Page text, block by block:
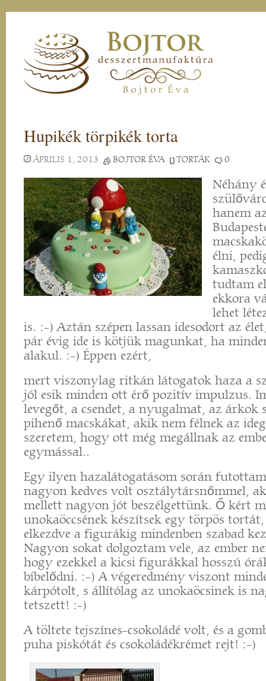
Hupikék törpikék torta
ÁPRILIS 1, 2013 BOJTOR ÉVA TORTÁK 0
Néhány
hanem
élni,
tudtam
ekkora
lehet
is. :-) Aztán szépen lassan idesodort az
pár évig ide is kötjük magunkat, ha
alakul. :-) Éppen ezért,
mert viszonylag ritkán látogatok haza a
jól esik minden ott érő pozitív impulzus.
levegőt, a csendet, a nyugalmat, az árkok
pihenő macskákat, akik nem félnek az
szeretem, hogy ott még megállnak az
egymással..
Egy ilyen hazalátogatásom során
nagyon kedves volt osztálytársnőmmel,
mellett nagyon jót beszélgettünk. Ő kért
unokaöccsének készítsek egy törpös
elkezdve a figurákig mindenben szabad
Nagyon sokat dolgoztam vele, az ember
hogy ezekkel a kicsi figurákkal hosszú
bíbelődni. :-) A végeredmény viszont
kárpótolt, s állítólag az unokaöcsinek is
tetszett! :-)
A töltete tejszínes-csokoládé volt, és a
puha piskótát és csokoládékrémet rejt! :-)